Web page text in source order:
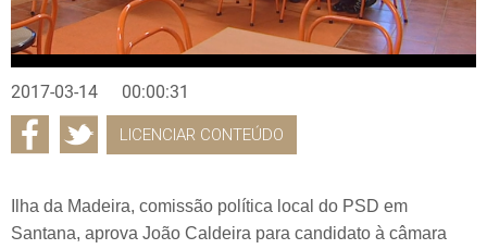
2017-03-14 00:00:31
LICENCIAR CONTEÚDO
Ilha da Madeira, comissão política local do PSD em
Santana, aprova João Caldeira para candidato à câmara